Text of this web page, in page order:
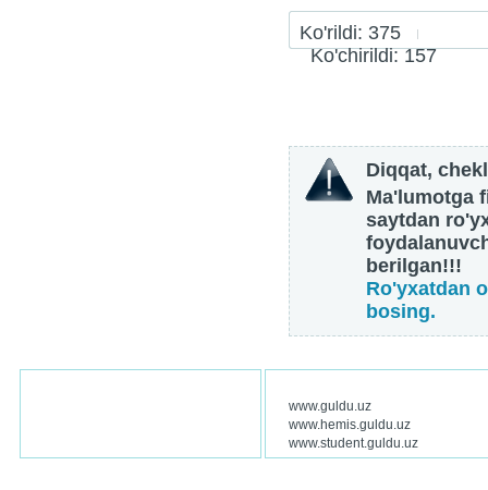
Ko'rildi: 375
Ko'chirildi: 157
Diqqat,
Ma'lumotga
saytdan
berilgan!!!
Ro'yxatdan
bosing.
www.guldu.uz
www.hemis.guldu.uz
www.student.guldu.uz